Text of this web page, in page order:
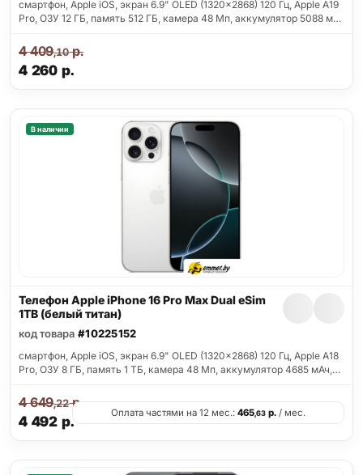
смартфон, Apple iOS, экран 6.9" OLED (1320x2868) 120 Гц, Apple A19
Pro, ОЗУ 12 ГБ, память 512 ГБ, камера 48 Мп, аккумулятор 5088 м…
4 260 р.
4 409,10р.
В наличии
Телефон Apple iPhone 16 Pro Max Dual eSim
1TB (белый титан)
код товара #10225152
смартфон, Apple iOS, экран 6.9" OLED (1320x2868) 120 Гц, Apple A18
Pro, ОЗУ 8 ГБ, память 1 ТБ, камера 48 Мп, аккумулятор 4685 мАч,…
4 492 р.
4 649,22р.
Оплата частями на 12 мес.: 465,63 р. / мес.